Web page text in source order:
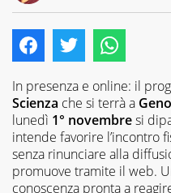
MAIL
autrice,
editor
copywriter
per
case
editrici,
magazine
e
siti
In presenza e online: il
Scienza che si terrà a
lunedì 1° novembresi
intende favorire l’incontro
senza rinunciare alla
promuove tramite il web.
conoscenza pronta a